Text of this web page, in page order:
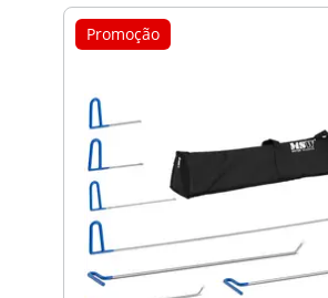
Promoção